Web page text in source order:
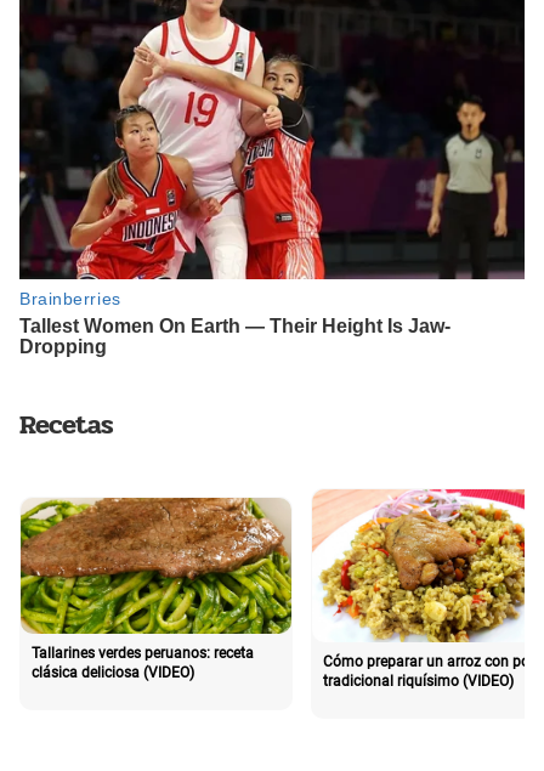
Recetas
Tallarines verdes peruanos: receta
clásica deliciosa (VIDEO)
Cómo preparar un arroz con pollo
tradicional riquísimo (VIDEO)